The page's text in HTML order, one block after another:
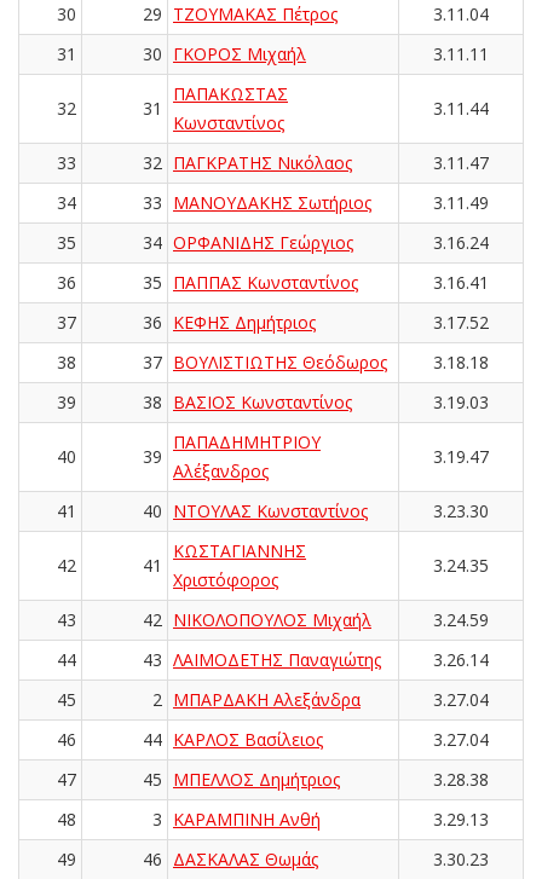
30
29 ΤΖΟΥΜΑΚΑΣ Πέτρος
3.11.04
31
30 ΓΚΟΡΟΣ Μιχαήλ 3.11.11
32 31
ΠΑΠΑΚΩΣΤΑΣ
Κωνσταντίνος
3.11.44
33 32 ΠΑΓΚΡΑΤΗΣ Νικόλαος
3.11.47
34
33 ΜΑΝΟΥΔΑΚΗΣ Σωτήριος
3.11.49
35
34 ΟΡΦΑΝΙΔΗΣ Γεώργιος
3.16.24
36
35 ΠΑΠΠΑΣ Κωνσταντίνος
3.16.41
37
36 ΚΕΦΗΣ Δημήτριος
3.17.52
38
37 ΒΟΥΛΙΣΤΙΩΤΗΣ Θεόδωρος
3.18.18
39
38 ΒΑΣΙΟΣ Κωνσταντίνος 3.19.03
40 39
ΠΑΠΑΔΗΜΗΤΡΙΟΥ
Αλέξανδρος
3.19.47
41 40 ΝΤΟΥΛΑΣ Κωνσταντίνος 3.23.30
42 41
ΚΩΣΤΑΓΙΑΝΝΗΣ
Χριστόφορος
3.24.35
43 42 ΝΙΚΟΛΟΠΟΥΛΟΣ Μιχαήλ
3.24.59
44
43 ΛΑΙΜΟΔΕΤΗΣ Παναγιώτης
3.26.14
45
2 ΜΠΑΡΔΑΚΗ Αλεξάνδρα
3.27.04
46
44 ΚΑΡΛΟΣ Βασίλειος
3.27.04
47
45 ΜΠΕΛΛΟΣ Δημήτριος
3.28.38
48
3 ΚΑΡΑΜΠΙΝΗ Ανθή
3.29.13
49
46 ΔΑΣΚΑΛΑΣ Θωμάς 3.30.23